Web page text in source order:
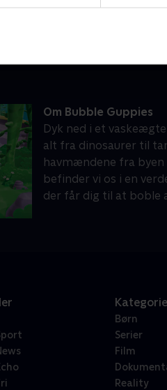
Om Bubble Guppies
Dyk ned i et
alt fra dinosaurer til
havmændene fra
befinder vi os i en
der får dig til at boble
Børn
Serier
Film
Reality